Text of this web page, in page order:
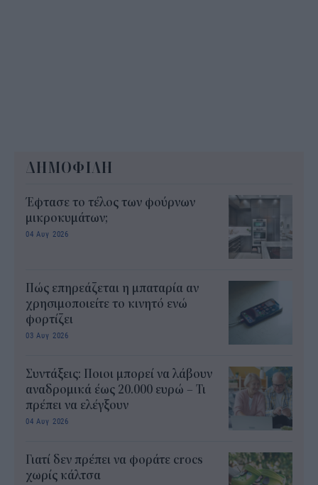
ΔΗΜΟΦΙΛΗ
Έφτασε το τέλος των φούρνων
μικροκυμάτων;
04 Αυγ 2026
Πώς επηρεάζεται η μπαταρία αν
χρησιμοποιείτε το κινητό ενώ
φορτίζει
03 Αυγ 2026
Συντάξεις: Ποιοι μπορεί να λάβουν
αναδρομικά έως 20.000 ευρώ – Τι
πρέπει να ελέγξουν
04 Αυγ 2026
Γιατί δεν πρέπει να φοράτε crocs
χωρίς κάλτσα